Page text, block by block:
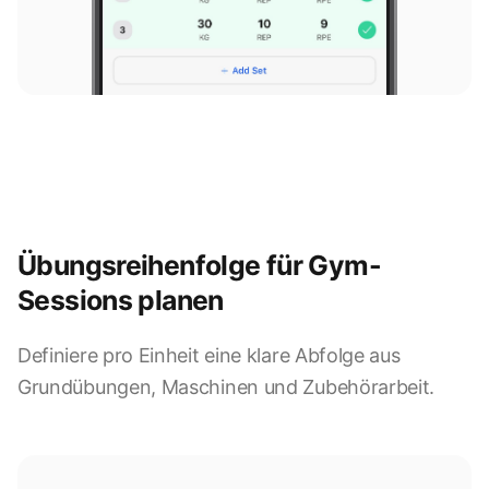
Übungsreihenfolge für Gym-
Sessions planen
Definiere pro Einheit eine klare Abfolge aus
Grundübungen, Maschinen und Zubehörarbeit.